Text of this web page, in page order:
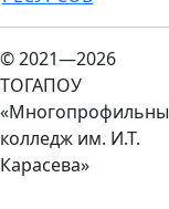
© 2021—2026
ТОГАПОУ
колледж им. И.Т.
Карасева»